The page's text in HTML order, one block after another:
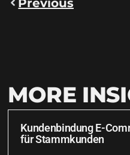
Previous
MORE
Kundenbindung E-
für Stammkunden